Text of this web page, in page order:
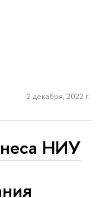
2 декабря, 2022 г.
НИУ